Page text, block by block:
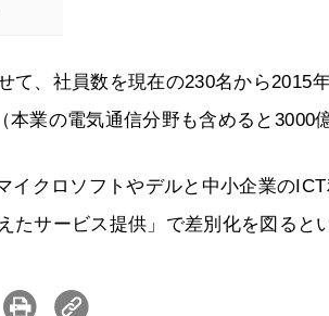
て、社員数を現在の230名から2015
本業の電気通信分野も含めると3000
イクロソフトやデルと中小企業の
たサービス提供」で差別化を図ると